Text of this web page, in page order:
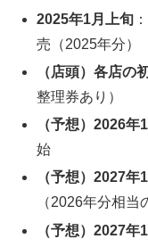
2025年1月上旬
売（2025年分）
（店頭）各店の
整理券あり）
（予想）2026年
始
（予想）2027年
（2026年分相当
（予想）2027年